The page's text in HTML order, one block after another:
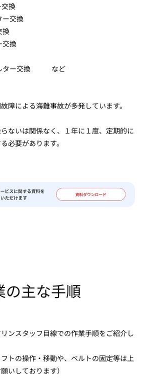
換
ー交換
換
交換
ルター交換 など
障による海難事故が多発しています。
ないは関係なく、１年に１度、定期的に
必要があります。
の主な手順
ンスタッフ目線での作業手順をご紹介し
フトの操作・移動や、ベルトの固定等は上
いしております）